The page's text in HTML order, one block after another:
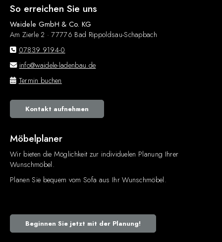
So erreichen Sie uns
Waidele GmbH & Co. KG
Am Zierle 2 · 77776 Bad Rippoldsau-Schapbach
07839 9194-0
info@waidele-ladenbau.de
Termin buchen
Kontakt aufnehmen
Möbelplaner
Wir bieten die Möglichkeit zur individuelen Planung Ihrer
Wunschmöbel.
Planen Sie bequem vom Sofa aus Ihr Wunschmöbel.
Beginnen Sie jetzt mit der Planung!